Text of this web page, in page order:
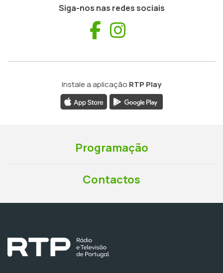
Siga-nos nas redes sociais
Facebook
Instale a aplicação RTP Play
Programação
Contactos